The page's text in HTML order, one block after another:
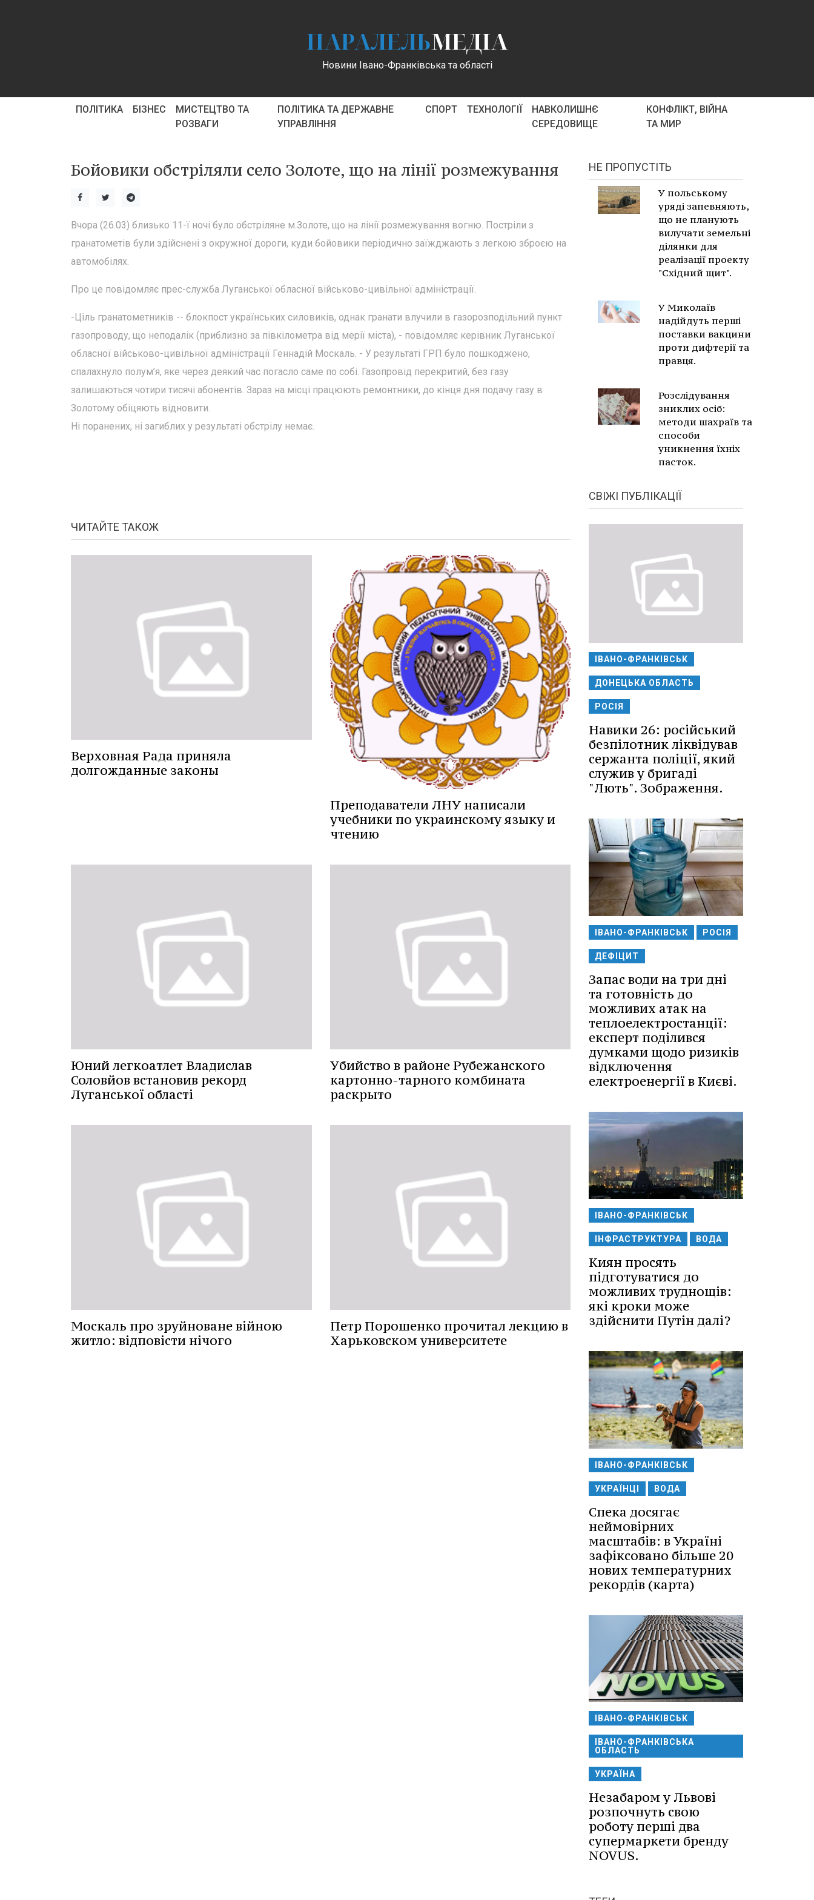
ПАРАЛЕЛЬМЕДІА
Новини Івано-Франківська та області
ПОЛІТИКА БІЗНЕС
МИСТЕЦТВО ТА
РОЗВАГИ
ПОЛІТИКА ТА ДЕРЖАВНЕ
УПРАВЛІННЯ
СПОРТ ТЕХНОЛОГІЇ
НАВКОЛИШНЄ
СЕРЕДОВИЩЕ
КОНФЛІКТ, ВІЙНА
ТА МИР
Бойовики обстріляли село Золоте, що на лінії розмежування
Вчора (26.03) близько 11-ї ночі було обстріляне м.Золоте, що на лінії розмежування вогню. Постріли з
гранатометів були здійснені з окружної дороги, куди бойовики періодично заїжджають з легкою зброєю на
автомобілях.
Про це повідомляє прес-служба Луганської обласної військово-цивільної адміністрації.
-Ціль гранатометників -- блокпост українських силовиків, однак гранати влучили в газорозподільний пункт
газопроводу, що неподалік (приблизно за півкілометра від мерії міста), - повідомляє керівник Луганської
обласної військово-цивільної адміністрації Геннадій Москаль. - У результаті ГРП було пошкоджено,
спалахнуло полум’я, яке через деякий час погасло саме по собі. Газопровід перекритий, без газу
залишаються чотири тисячі абонентів. Зараз на місці працюють ремонтники, до кінця дня подачу газу в
Золотому обіцяють відновити.
Ні поранених, ні загиблих у результаті обстрілу немає.
ЧИТАЙТЕ ТАКОЖ
Верховная Рада приняла
долгожданные законы
Преподаватели ЛНУ написали
учебники по украинскому языку и
чтению
Юний легкоатлет Владислав
Соловйов встановив рекорд
Луганської області
Убийство в районе Рубежанского
картонно-тарного комбината
раскрыто
Москаль про зруйноване війною
житло: відповісти нічого
Петр Порошенко прочитал лекцию в
Харьковском университете
НЕ ПРОПУСТІТЬ
У польському
уряді запевняють,
що не планують
вилучати земельні
ділянки для
реалізації проекту
"Східний щит".
У Миколаїв
надійдуть перші
поставки вакцини
проти дифтерії та
правця.
Розслідування
зниклих осіб:
методи шахраїв та
способи
уникнення їхніх
пасток.
СВІЖІ ПУБЛІКАЦІЇ
ІВАНО-ФРАНКІВСЬК
ДОНЕЦЬКА ОБЛАСТЬ
РОСІЯ
Навики 26: російський
безпілотник ліквідував
сержанта поліції, який
служив у бригаді
"Лють". Зображення.
ІВАНО-ФРАНКІВСЬК РОСІЯ
ДЕФІЦИТ
Запас води на три дні
та готовність до
можливих атак на
теплоелектростанції:
експерт поділився
думками щодо ризиків
відключення
електроенергії в Києві.
ІВАНО-ФРАНКІВСЬК
ІНФРАСТРУКТУРА ВОДА
Киян просять
підготуватися до
можливих труднощів:
які кроки може
здійснити Путін далі?
ІВАНО-ФРАНКІВСЬК
УКРАЇНЦІ ВОДА
Спека досягає
неймовірних
масштабів: в Україні
зафіксовано більше 20
нових температурних
рекордів (карта)
ІВАНО-ФРАНКІВСЬК
ІВАНО-ФРАНКІВСЬКА
ОБЛАСТЬ
УКРАЇНА
Незабаром у Львові
розпочнуть свою
роботу перші два
супермаркети бренду
NOVUS.